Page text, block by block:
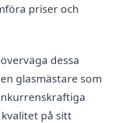
priser och
dessa
glasmästare som
på sitt